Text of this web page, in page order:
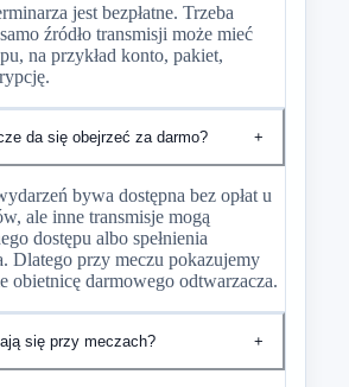
jest bezpłatne. Trzeba
źródło transmisji może mieć
na przykład konto, pakiet,
da się obejrzeć za darmo? +
bywa dostępna bez opłat u
ale inne transmisje mogą
dostępu albo spełnienia
Dlatego przy meczu pokazujemy
obietnicę darmowego odtwarzacza.
się przy meczach? +